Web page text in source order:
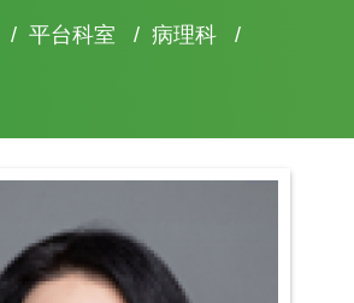
/ 平台科室 / 病理科
/